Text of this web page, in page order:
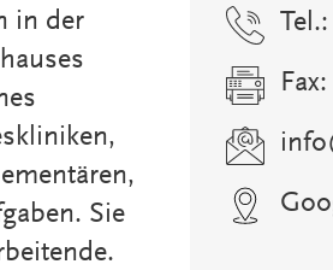
in der
Sie
info